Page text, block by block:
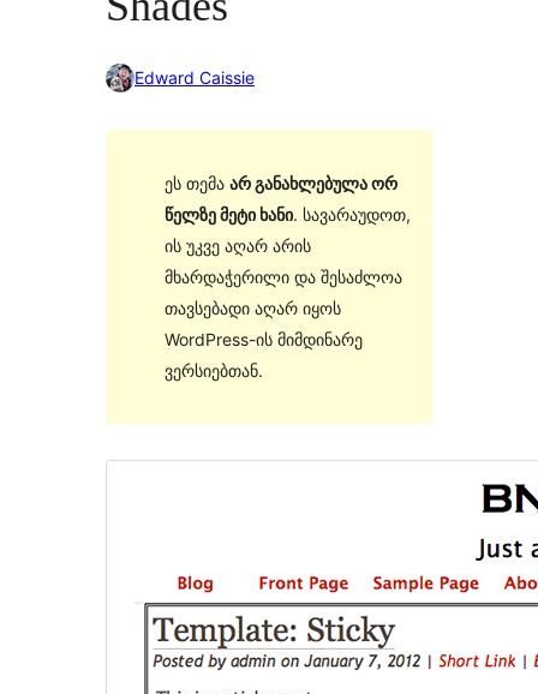
Edward Caissie
ეს თემა არ განახლებულა ორ
წელზე მეტი ხანი. სავარაუდოთ,
ის უკვე აღარ არის
მხარდაჭერილი და შესაძლოა
თავსებადი აღარ იყოს
WordPress-ის მიმდინარე
ვერსიებთან.